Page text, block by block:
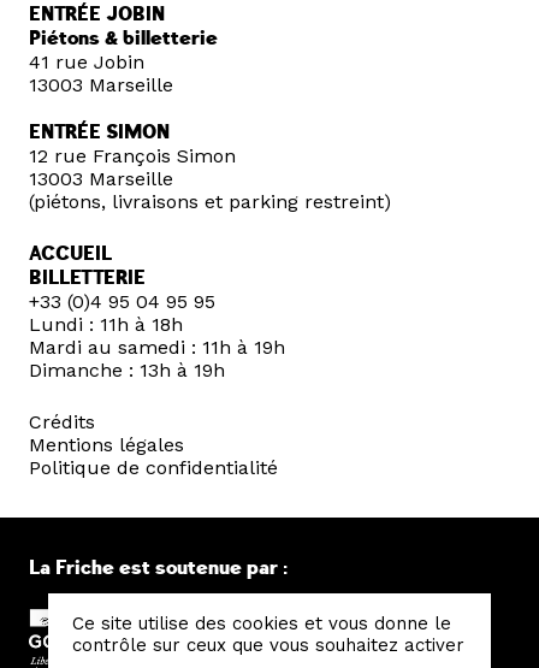
ENTRÉE JOBIN
Piétons & billetterie
41 rue Jobin
13003 Marseille
ENTRÉE SIMON
12 rue François Simon
13003 Marseille
(piétons, livraisons et parking restreint)
ACCUEIL
BILLETTERIE
+33 (0)4 95 04 95 95
Lundi : 11h à 18h
Mardi au samedi : 11h à 19h
Dimanche : 13h à 19h
Crédits
Mentions légales
Politique de confidentialité
La Friche est soutenue par :
Ce site utilise des cookies et vous donne le
contrôle sur ceux que vous souhaitez activer